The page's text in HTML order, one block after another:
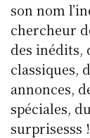
son nom
chercheur
des inédits,
classiques,
annonces,
spéciales,
surprisesss !